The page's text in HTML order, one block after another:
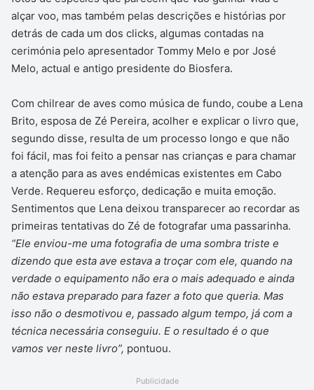
alçar voo, mas também pelas descrições e histórias por
detrás de cada um dos clicks, algumas contadas na
cerimónia pelo apresentador Tommy Melo e por José
Melo, actual e antigo presidente do Biosfera.
Com chilrear de aves como música de fundo, coube a Lena
Brito, esposa de Zé Pereira, acolher e explicar o livro que,
segundo disse, resulta de um processo longo e que não
foi fácil, mas foi feito a pensar nas crianças e para chamar
a atenção para as aves endémicas existentes em Cabo
Verde. Requereu esforço, dedicação e muita emoção.
Sentimentos que Lena deixou transparecer ao recordar as
primeiras tentativas do Zé de fotografar uma passarinha.
“Ele enviou-me uma fotografia de uma sombra triste e
dizendo que esta ave estava a troçar com ele, quando na
verdade o equipamento não era o mais adequado e ainda
não estava preparado para fazer a foto que queria. Mas
isso não o desmotivou e, passado algum tempo, já com a
técnica necessária conseguiu. E o resultado é o que
vamos ver neste livro”, pontuou.
Publicidade